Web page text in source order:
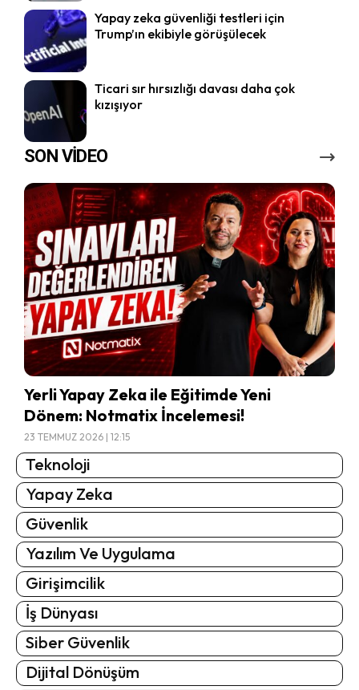
Yapay zeka güvenliği testleri için
Trump’ın ekibiyle görüşülecek
Ticari sır hırsızlığı davası daha çok
kızışıyor
SON VİDEO
Yerli Yapay Zeka ile Eğitimde Yeni
Dönem: Notmatix İncelemesi!
23 TEMMUZ 2026 | 12:15
Teknoloji
Yapay Zeka
Güvenlik
Yazılım Ve Uygulama
Girişimcilik
İş Dünyası
Siber Güvenlik
Dijital Dönüşüm